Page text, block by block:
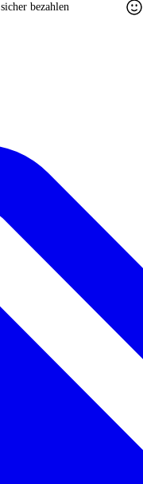
sicher bezahlen